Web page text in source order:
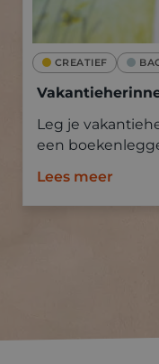
CREATIEF
Leg je
een
Neem mee op
plaatse of
Lees meer